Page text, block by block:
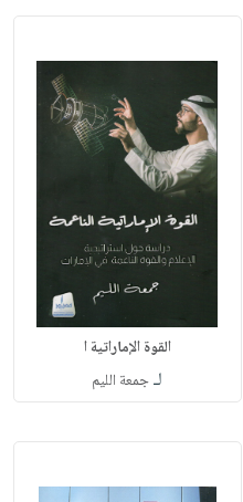
القوة الإماراتية ا
لـجمعة الليم